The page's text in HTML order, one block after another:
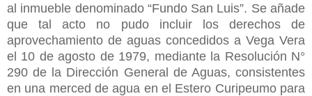
al inmueble denominado “Fundo San Luis”. Se añade
que tal acto no pudo incluir los derechos de
aprovechamiento de aguas concedidos a Vega Vera
el 10 de agosto de 1979, mediante la Resolución N°
290 de la Dirección General de Aguas, consistentes
en una merced de agua en el Estero Curipeumo para